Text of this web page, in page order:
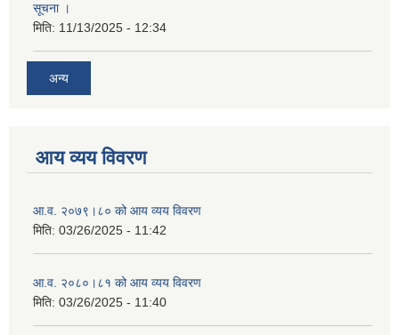
सूचना ।
मिति: 11/13/2025 - 12:34
अन्य
आय व्यय विवरण
आ.व. २०७९।८० को आय व्यय विवरण
मिति: 03/26/2025 - 11:42
आ.व. २०८०।८१ को आय व्यय विवरण
मिति: 03/26/2025 - 11:40